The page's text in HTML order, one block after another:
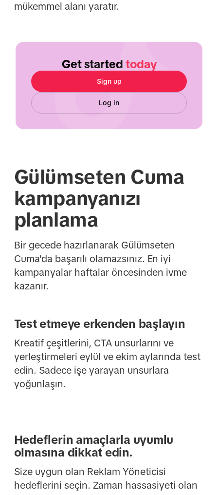
mükemmel alanı yaratır.
Get started today
Sign up
Log in
Gülümseten Cuma
kampanyanızı
planlama
Bir gecede hazırlanarak Gülümseten
Cuma'da başarılı olamazsınız. En iyi
kampanyalar haftalar öncesinden ivme
kazanır.
Test etmeye erkenden başlayın
Kreatif çeşitlerini, CTA unsurlarını ve
yerleştirmeleri eylül ve ekim aylarında test
edin. Sadece işe yarayan unsurlara
yoğunlaşın.
Hedeflerin amaçlarla uyumlu
olmasına dikkat edin.
Size uygun olan Reklam Yöneticisi
hedeflerini seçin. Zaman hassasiyeti olan